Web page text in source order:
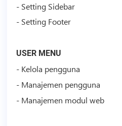
- Setting Sidebar
- Setting Footer
USER MENU
- Kelola pengguna
- Manajemen pengguna
- Manajemen modul web